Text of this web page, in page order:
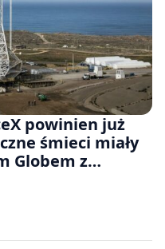
powinien już
śmieci miały
Globem z